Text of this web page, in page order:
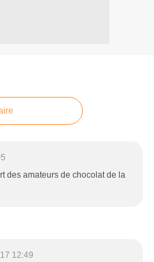
des amateurs de chocolat de la
12:49